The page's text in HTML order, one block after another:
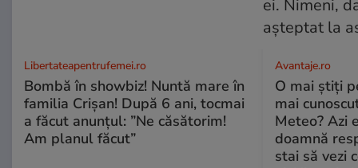
Libertateapentrufemei.ro
Bombă în showbiz! Nuntă mare în
familia Crișan! După 6 ani, tocmai
a făcut anunțul: ”Ne căsătorim!
Am planul făcut”
Avantaje.ro
O mai știți
mai
Meteo? Azi
doamnă
stai să vezi